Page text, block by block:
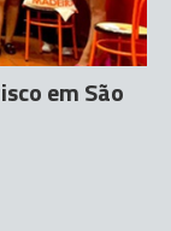
em São